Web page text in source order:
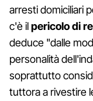
arresti domiciliari
c'è ilpericolo di
deduce "dalle
personalità
soprattutto
tuttora a rivestire